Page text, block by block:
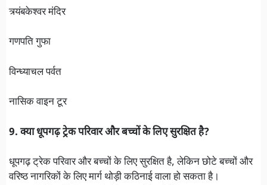
त्र्यंबकेश्वर मंदिर
गणपति गुफा
विन्ध्याचल पर्वत
नासिक वाइन टूर
9. क्या धूपगढ़ ट्रेक परिवार और बच्चों के लिए सुरक्षित है?
धूपगढ़ ट्रेक परिवार और बच्चों के लिए सुरक्षित है, लेकिन छोटे बच्चों और
वरिष्ठ नागरिकों के लिए मार्ग थोड़ी कठिनाई वाला हो सकता है।